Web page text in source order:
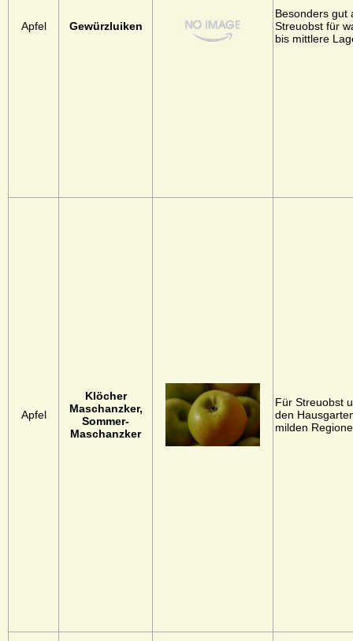
Apfel Gewürzluiken
Besonders gut
Streuobst für
bis mittlere
Apfel
Klöcher
Maschanzker,
Sommer-
Maschanzker
Für Streuobst
den
milden